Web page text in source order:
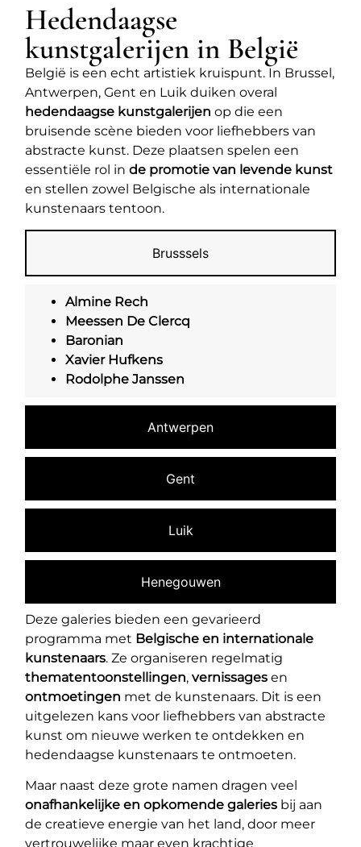
Hedendaagse
kunstgalerijen in België
België is een echt artistiek kruispunt. In Brussel,
Antwerpen, Gent en Luik duiken overal
hedendaagse kunstgalerijen op die een
bruisende scène bieden voor liefhebbers van
abstracte kunst. Deze plaatsen spelen een
essentiële rol inde promotie van levende kunst
en stellen zowel Belgische als internationale
kunstenaars tentoon.
Brusssels
Antwerpen
Gent
Luik
Henegouwen
Almine Rech
Meessen De Clercq
Baronian
Xavier Hufkens
Rodolphe Janssen
Deze galeries bieden een gevarieerd
programma met Belgische en internationale
kunstenaars. Ze organiseren regelmatig
thematentoonstellingen,vernissages en
ontmoetingen met de kunstenaars. Dit is een
uitgelezen kans voor liefhebbers van abstracte
kunst om nieuwe werken te ontdekken en
hedendaagse kunstenaars te ontmoeten.
Maar naast deze grote namen dragen veel
onafhankelijke en opkomende galeries bij aan
de creatieve energie van het land, door meer
vertrouwelijke maar even krachtige